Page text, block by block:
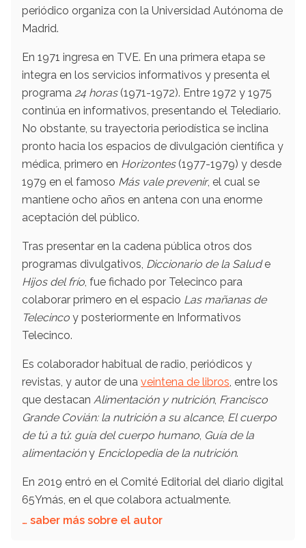
periódico organiza con la Universidad Autónoma de
Madrid.
En 1971 ingresa en TVE. En una primera etapa se
integra en los servicios informativos y presenta el
programa 24 horas(1971-1972). Entre 1972 y 1975
continúa en informativos, presentando el Telediario.
No obstante, su trayectoria periodística se inclina
pronto hacia los espacios de divulgación científica y
médica, primero en Horizontes (1977-1979)​ y desde
1979 en el famoso Más vale prevenir, el cual se
mantiene ocho años en antena con una enorme
aceptación del público.
Tras presentar en la cadena pública otros dos
programas divulgativos, Diccionario de la Salude
Hijos del frío, fue fichado por Telecinco para
colaborar primero en el espacio Las mañanas de
Telecinco y posteriormente en Informativos
Telecinco.
Es colaborador habitual de radio, periódicos y
revistas, y autor de una veintena de libros, entre los
que destacan Alimentación y nutrición, Francisco
Grande Covián: la nutrición a su alcance, El cuerpo
de tú a tú: guía del cuerpo humano, Guía de la
alimentacióny Enciclopedia de la nutrición.
En 2019 entró en el Comité Editorial del diario digital
65Ymás, en el que colabora actualmente.
… saber más sobre el autor